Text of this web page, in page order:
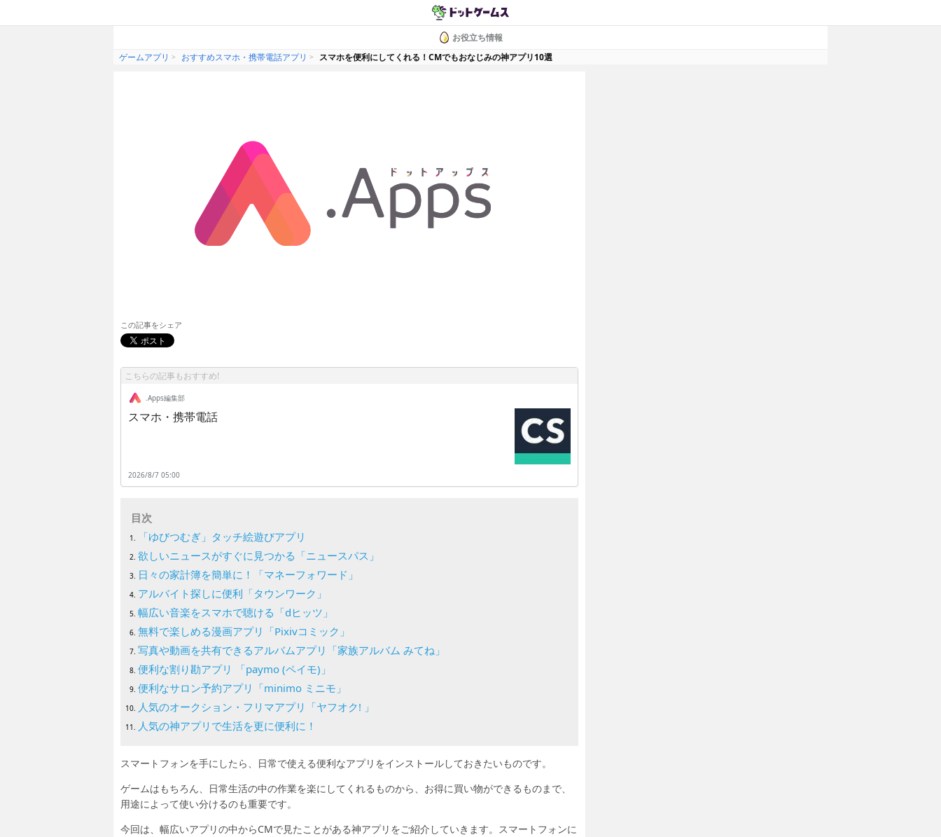
お役立ち情報
ゲームアプリ
おすすめスマホ・携帯電話アプリ スマホを便利にしてくれる！CMでもおなじみの神アプリ10選
スマホを便利にしてくれる！CMでもおなじみの神アプリ10選
この記事をシェア
こちらの記事もおすすめ!
.Apps編集部
スマホ・携帯電話
2026/8/7 05:00
目次
「ゆびつむぎ」タッチ絵遊びアプリ
欲しいニュースがすぐに見つかる「ニュースパス」
日々の家計簿を簡単に！「マネーフォワード」
アルバイト探しに便利「タウンワーク」
幅広い音楽をスマホで聴ける「dヒッツ」
無料で楽しめる漫画アプリ「Pixivコミック」
写真や動画を共有できるアルバムアプリ「家族アルバム みてね」
便利な割り勘アプリ 「paymo (ペイモ)」
便利なサロン予約アプリ「minimo ミニモ」
人気のオークション・フリマアプリ「ヤフオク! 」
人気の神アプリで生活を更に便利に！
スマートフォンを手にしたら、日常で使える便利なアプリをインストールしておきたいものです。
ゲームはもちろん、日常生活の中の作業を楽にしてくれるものから、お得に買い物ができるものまで、
用途によって使い分けるのも重要です。
今回は、幅広いアプリの中からCMで見たことがある神アプリをご紹介していきます。スマートフォンに